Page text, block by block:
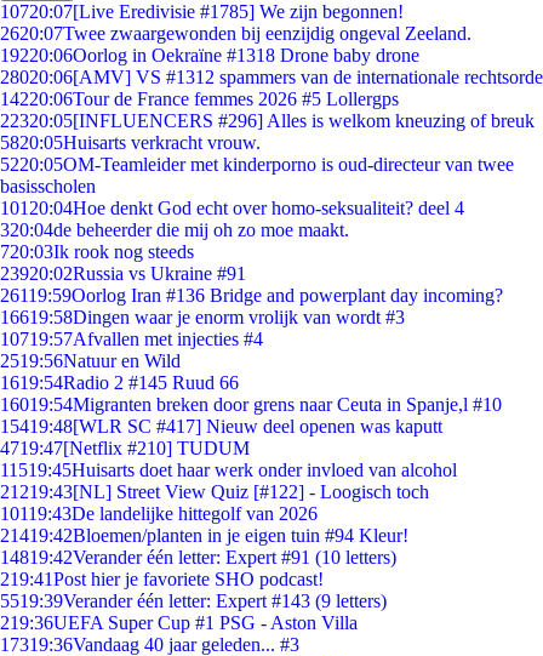
10720:07[Live Eredivisie #1785] We zijn begonnen!
2620:07Twee zwaargewonden bij eenzijdig ongeval Zeeland.
19220:06Oorlog in Oekraïne #1318 Drone baby drone
28020:06[AMV] VS #1312 spammers van de internationale rechtsorde
14220:06Tour de France femmes 2026 #5 Lollergps
22320:05[INFLUENCERS #296] Alles is welkom kneuzing of breuk
5820:05Huisarts verkracht vrouw.
5220:05OM-Teamleider met kinderporno is oud-directeur van twee
basisscholen
101 20:04Hoe denkt God echt over homo-seksualiteit? deel 4
320:04de beheerder die mij oh zo moe maakt.
720:03Ik rook nog steeds
23920:02Russia vs Ukraine #91
26119:59Oorlog Iran #136 Bridge and powerplant day incoming?
16619:58Dingen waar je enorm vrolijk van wordt #3
10719:57Afvallen met injecties #4
2519:56Natuur en Wild
1619:54Radio 2 #145 Ruud 66
16019:54Migranten breken door grens naar Ceuta in Spanje,l #10
15419:48[WLR SC #417] Nieuw deel openen was kaputt
4719:47[Netflix #210] TUDUM
11519:45Huisarts doet haar werk onder invloed van alcohol
21219:43[NL] Street View Quiz [#122] - Loogisch toch
10119:43De landelijke hittegolf van 2026
21419:42Bloemen/planten in je eigen tuin #94 Kleur!
14819:42Verander één letter: Expert #91 (10 letters)
219:41Post hier je favoriete SHO podcast!
5519:39Verander één letter: Expert #143 (9 letters)
219:36UEFA Super Cup #1 PSG - Aston Villa
17319:36Vandaag 40 jaar geleden... #3